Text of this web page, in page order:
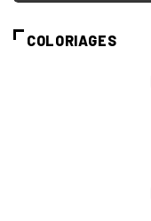
COLORIAGES